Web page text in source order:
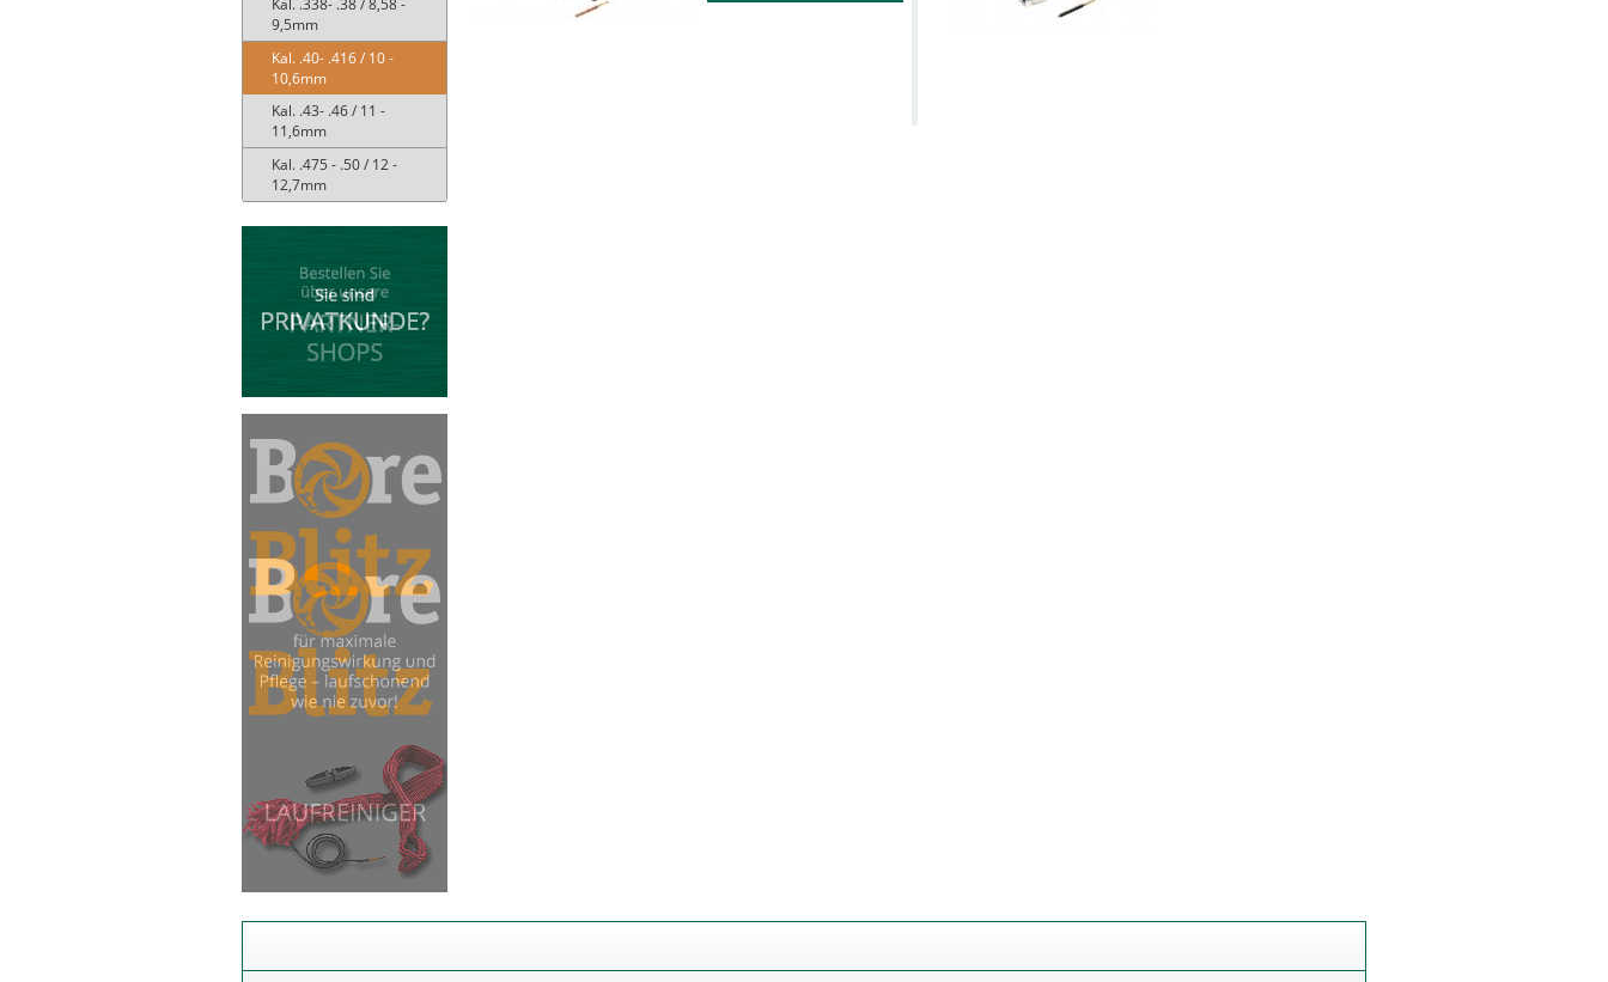
Kal. .338- .38 / 8,58 -
9,5mm
Kal. .40- .416 / 10 -
10,6mm
Kal. .43- .46 / 11 -
11,6mm
Kal. .475 - .50 / 12 -
12,7mm